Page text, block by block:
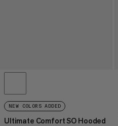
NEW COLORS ADDED
Ultimate Comfort SO Hooded